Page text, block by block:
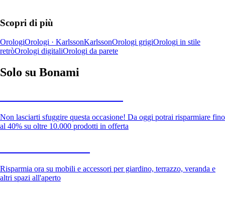
Scopri di più
OrologiOrologi · KarlssonKarlssonOrologi grigiOrologi in stile
retròOrologi digitaliOrologi da parete
Solo su Bonami
Non lasciarti sfuggire questa occasione! Da oggi potrai risparmiare fino
al 40% su oltre 10.000 prodotti in offerta
Risparmia ora su mobili e accessori per giardino, terrazzo, veranda e
altri spazi all'aperto